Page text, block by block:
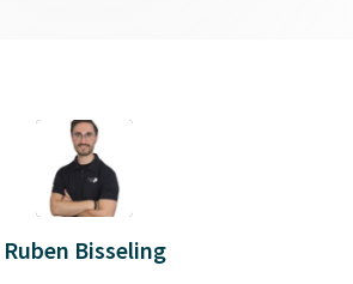
Ruben Bisseling